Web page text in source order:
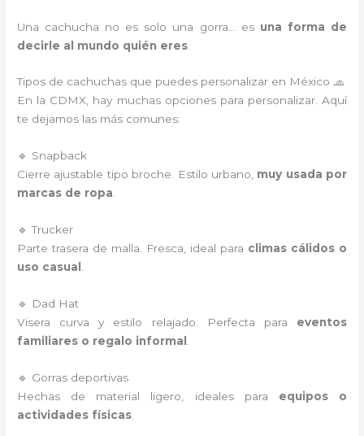
Una cachucha no es solo una gorra… es una forma de
decirle al mundo quién eres
Tipos de cachuchas que puedes personalizar en México 🧢
En la CDMX, hay muchas opciones para personalizar. Aquí
te dejamos las más comunes:
🔹 Snapback
Cierre ajustable tipo broche. Estilo urbano, muy usada por
marcas de ropa.
🔹 Trucker
Parte trasera de malla. Fresca, ideal para climas cálidos o
uso casual
🔹 Dad Hat
Visera curva y estilo relajado. Perfecta para eventos
familiares o regalo informal
🔹 Gorras deportivas
Hechas de material ligero, ideales para equipos o
actividades físicas